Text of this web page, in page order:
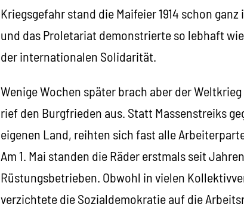
Kriegsgefahr stand die Maifeier 1914 schon
und das Proletariat demonstrierte so lebhaft
der internationalen Solidarität.
Wenige Wochen später brach aber der
rief den Burgfrieden aus. Statt Massenstreiks
eigenen Land, reihten sich fast alle
Am 1. Mai standen die Räder erstmals seit
Rüstungsbetrieben. Obwohl in vielen
verzichtete die Sozialdemokratie auf die